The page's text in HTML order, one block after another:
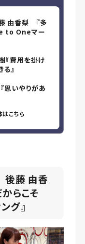
由香梨 『多
to Oneマー
費用を掛け
』
思いやりがあ
こちら
藤 由香
らこそ
グ』